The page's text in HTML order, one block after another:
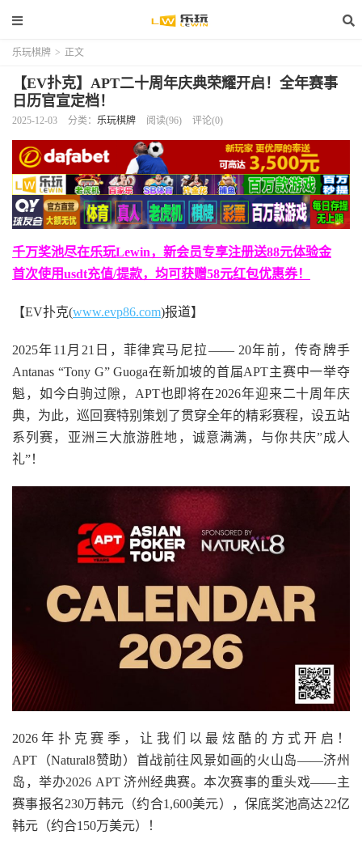
乐玩棋牌 > 正文
【EV扑克】APT二十周年庆典荣耀开启！全年赛事
日历官宣定档！
2025-12-03 分类： 乐玩棋牌 阅读(96) 评论(0)
千万奖池尽在乐玩Lewin，新会员专享注册送88元体验金
首次使用usdt充值/提款，均可获赠58元红包优惠券！
【EV扑克(www.evp86.com)报道】
2025年11月21日，菲律宾马尼拉—— 20年前，传奇牌手
Antanas “Tony G” Guoga在新加坡的首届APT主赛中一举夺
魁，如今白驹过隙，APT也即将在2026年迎来二十周年庆
典，为此，巡回赛特别策划了贯穿全年的精彩赛程，设五站
系列赛，亚洲三大旅游胜地，诚意满满，与你共庆”成人
礼”！
2026年扑克赛季，让我们以最炫酷的方式开启！
APT（Natural8赞助）首战前往风景如画的火山岛——济州
岛，举办2026 APT 济州经典赛。本次赛事的重头戏——主
赛事报名230万韩元（约合1,600美元），保底奖池高达22亿
韩元（约合150万美元）！